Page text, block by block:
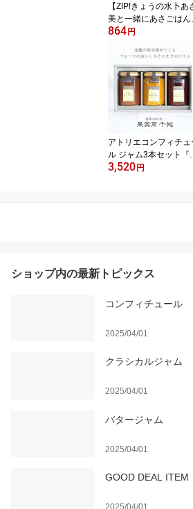
【ZIP!きょうの水卜あ
美と一緒にあさごはん
紹介されました】アト
の黄金パインジャム
g果実商 千総 無添加 低
度 こだわりフルーツ ギ
フト 内祝 誕生日 手土産
挨拶 お中元
864円
アトリエコンフィチュ
ル ジャム3本セット『
森の紅玉りんご 有田の
3,520円
ショップ内の最新トピックス
コンフィチュール
2025/04/01
クラシカルジャム
2025/04/01
バタージャム
2025/04/01
GOOD DEAL ITEM
2025/04/01